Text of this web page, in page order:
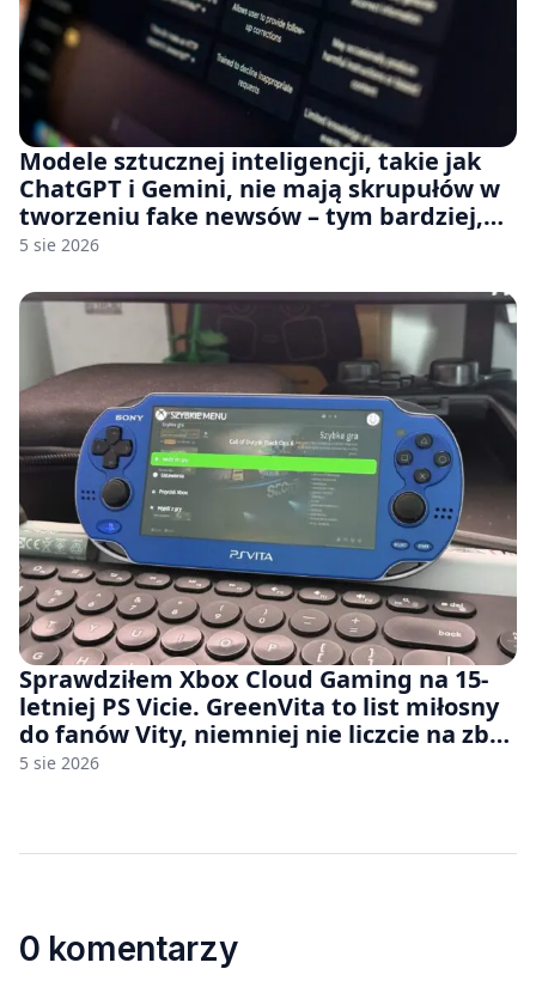
Modele sztucznej inteligencji, takie jak
ChatGPT i Gemini, nie mają skrupułów w
tworzeniu fake newsów – tym bardziej,
jeśli rozmawiasz z nimi po polsku
5 sie 2026
Sprawdziłem Xbox Cloud Gaming na 15-
letniej PS Vicie. GreenVita to list miłosny
do fanów Vity, niemniej nie liczcie na zbyt
wiele [FELIETON]
5 sie 2026
0 komentarzy